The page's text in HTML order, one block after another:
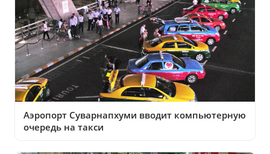
Аэропорт Суварнапхуми вводит компьютерную
очередь на такси